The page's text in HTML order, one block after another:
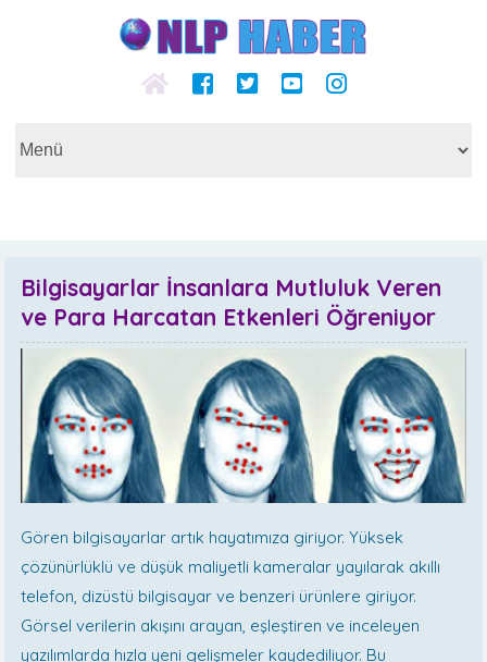
Bilgisayarlar İnsanlara Mutluluk Veren
ve Para Harcatan Etkenleri Öğreniyor
Gören bilgisayarlar artık hayatımıza giriyor. Yüksek
çözünürlüklü ve düşük maliyetli kameralar yayılarak akıllı
telefon, dizüstü bilgisayar ve benzeri ürünlere giriyor.
Görsel verilerin akışını arayan, eşleştiren ve inceleyen
yazılımlarda hızla yeni gelişmeler kaydediliyor. Bu